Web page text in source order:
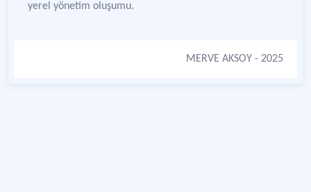
yerel yönetim oluşumu.
MERVE AKSOY - 2025